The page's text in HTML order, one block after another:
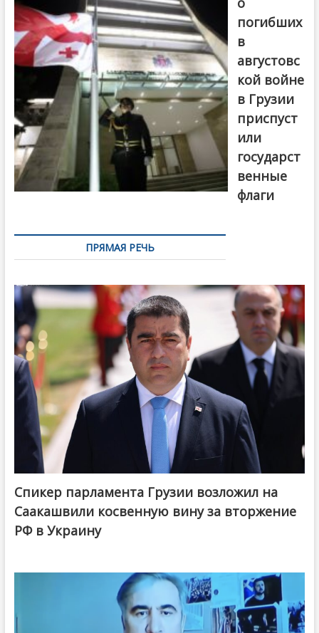
погибших
в
августовс
кой войне
в Грузии
приспуст
или
государст
венные
флаги
ПРЯМАЯ РЕЧЬ
Спикер парламента Грузии возложил на
Саакашвили косвенную вину за вторжение
РФ в Украину